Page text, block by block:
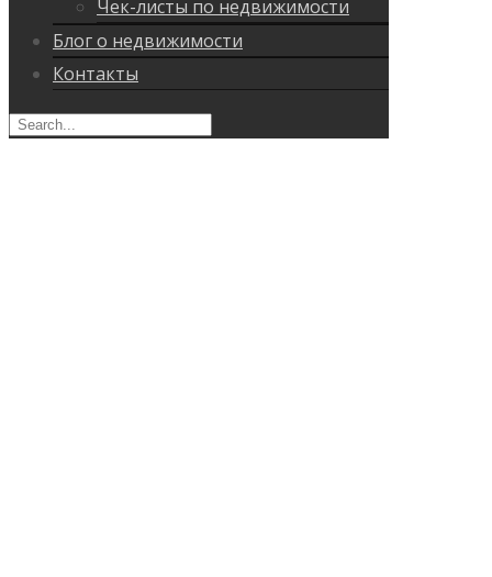
Чек-листы по недвижимости
Блог о недвижимости
Контакты